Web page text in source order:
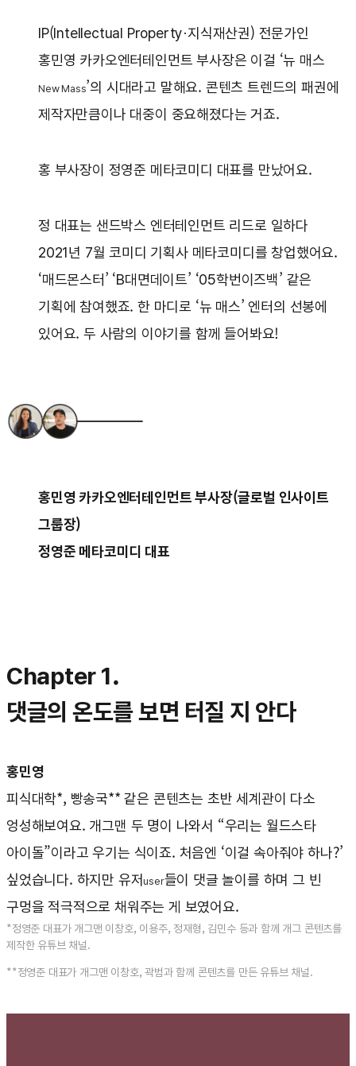
IP(Intellectual Property·지식재산권) 전문가인
홍민영 카카오엔터테인먼트 부사장은 이걸 ‘뉴 매스
New Mass’의 시대라고 말해요. 콘텐츠 트렌드의 패권에
제작자만큼이나 대중이 중요해졌다는 거죠.
홍 부사장이 정영준 메타코미디 대표를 만났어요.
정 대표는 샌드박스 엔터테인먼트 리드로 일하다
2021년 7월 코미디 기획사 메타코미디를 창업했어요.
‘매드몬스터’ ‘B대면데이트’ ‘05학번이즈백’ 같은
기획에 참여했죠. 한 마디로 ‘뉴 매스’ 엔터의 선봉에
있어요. 두 사람의 이야기를 함께 들어봐요!
홍민영 카카오엔터테인먼트 부사장(글로벌 인사이트
그룹장)
정영준 메타코미디 대표
Chapter 1.
댓글의 온도를 보면 터질 지 안다
홍민영
피식대학*, 빵송국** 같은 콘텐츠는 초반 세계관이 다소
엉성해보여요. 개그맨 두 명이 나와서 “우리는 월드스타
아이돌”이라고 우기는 식이죠. 처음엔 ‘이걸 속아줘야 하나?’
싶었습니다. 하지만 유저user들이 댓글 놀이를 하며 그 빈
구멍을 적극적으로 채워주는 게 보였어요.
*정영준 대표가 개그맨 이창호, 이용주, 정재형, 김민수 등과 함께 개그 콘텐츠를
제작한 유튜브 채널.
**정영준 대표가 개그맨 이창호, 곽범과 함께 콘텐츠를 만든 유튜브 채널.